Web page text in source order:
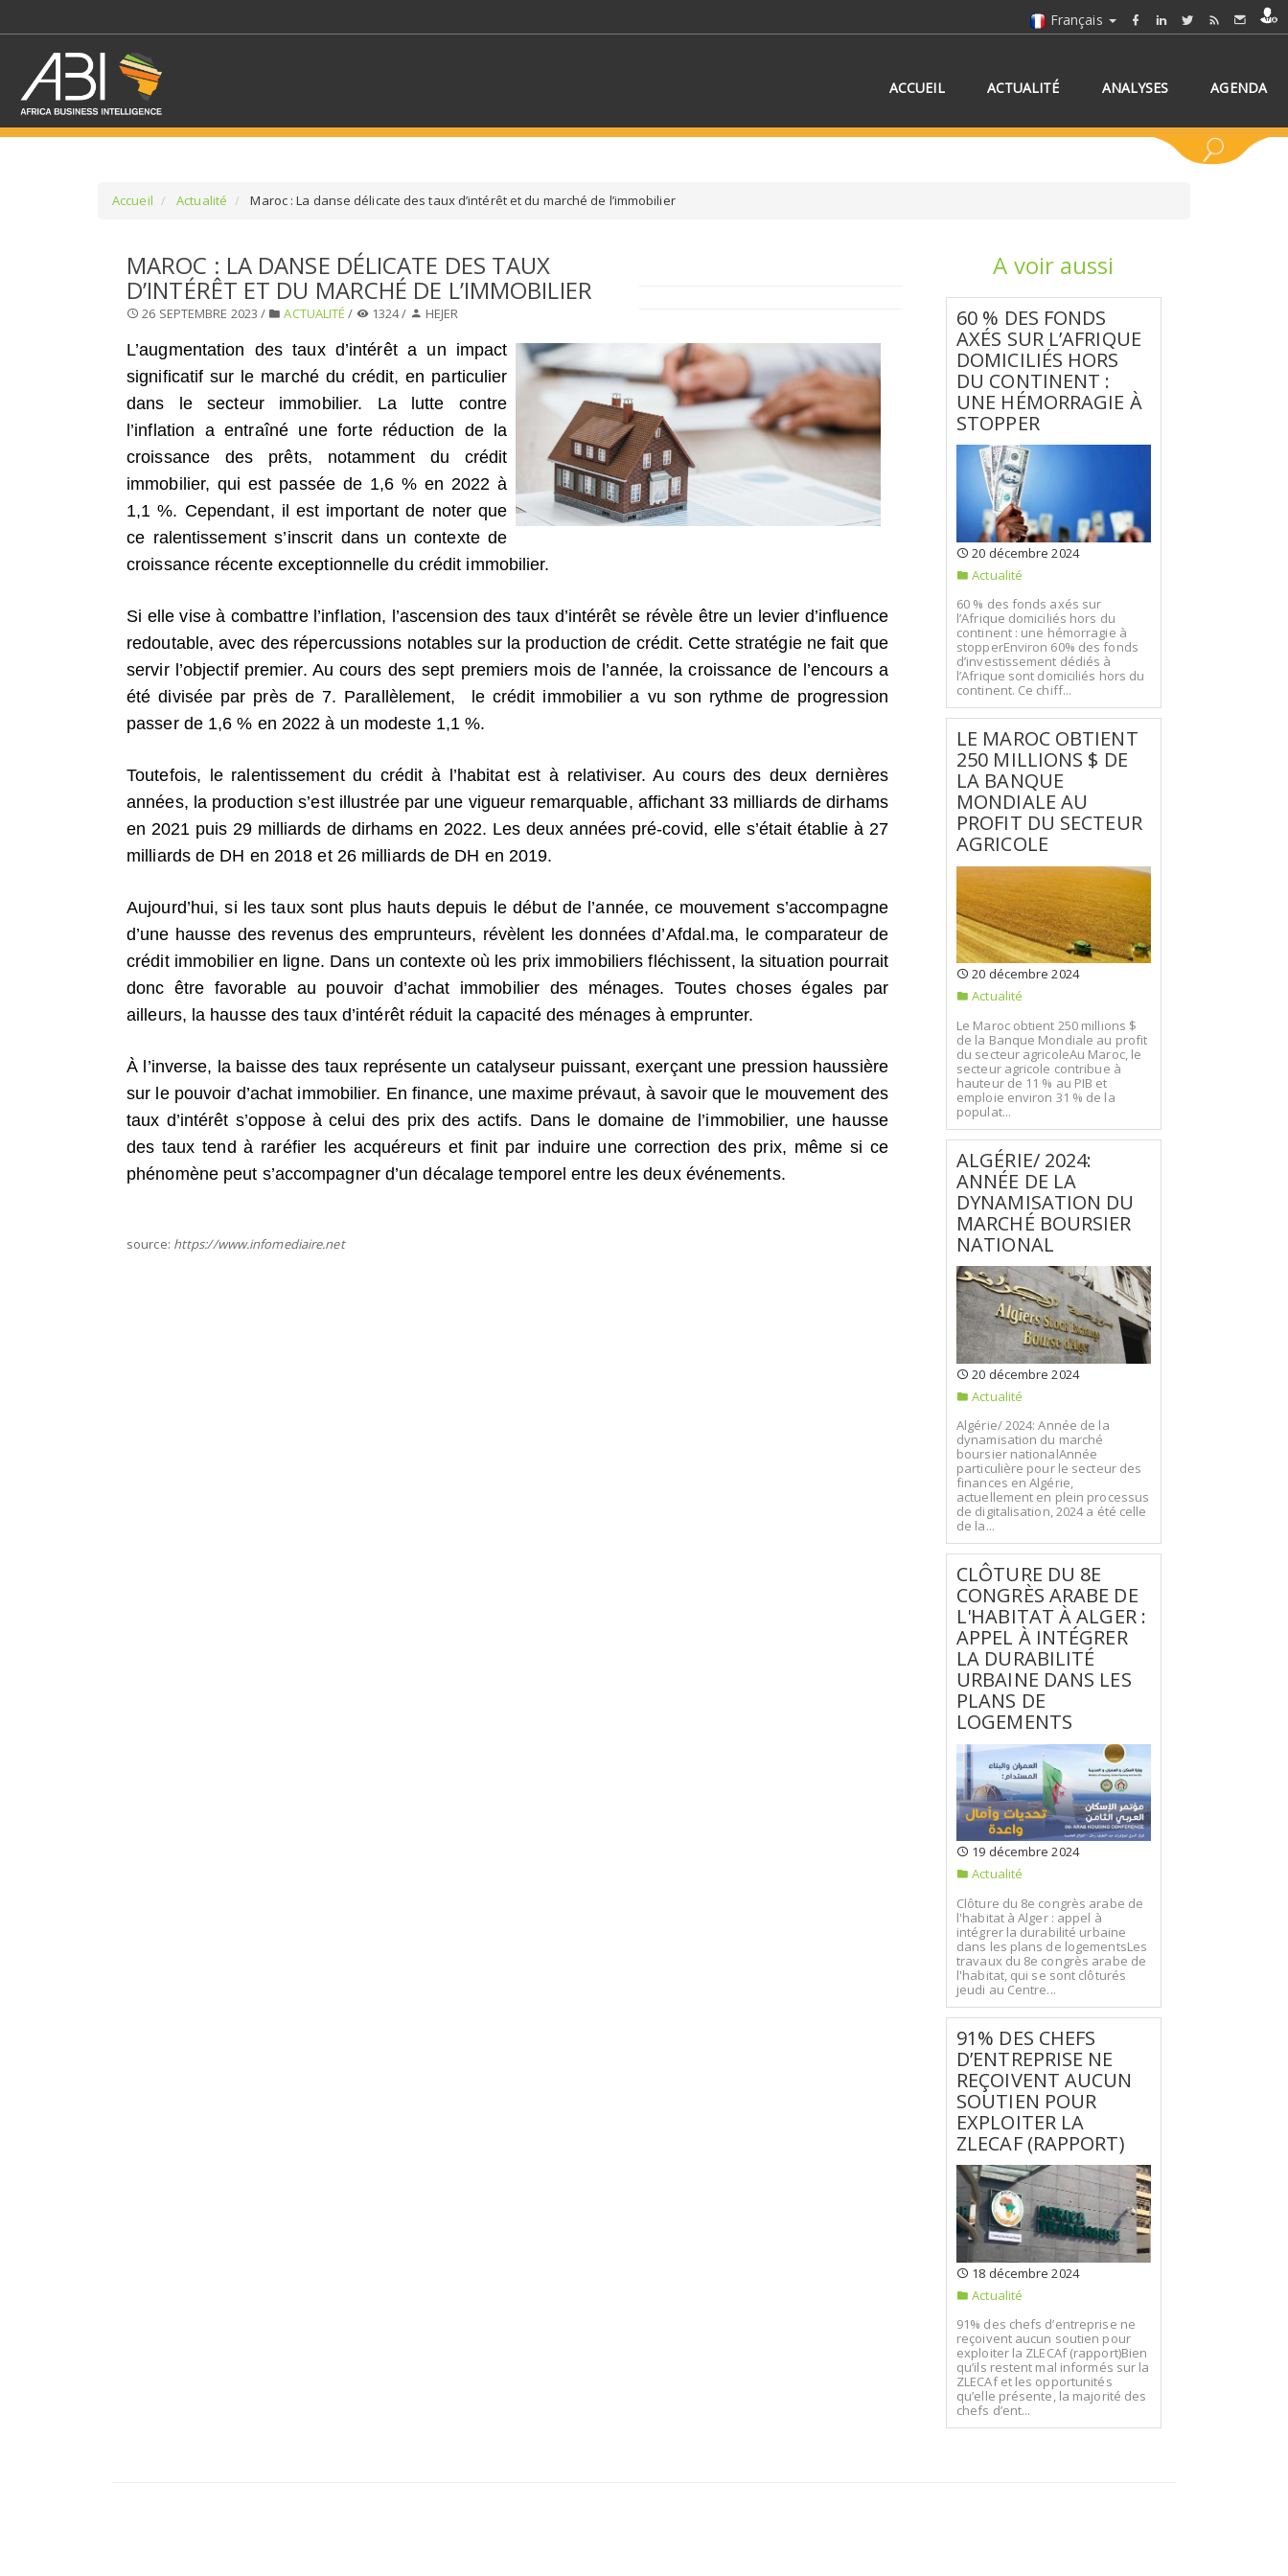
Français
ACCUEIL ACTUALITÉ ANALYSES AGENDA
SÉLECTIONNEZ UN/DES SECTEURS
SELECTIONNEZ UNE SECTION SÉLECTIONNEZ UNE CATÉGORIE SÉLECTIONNEZ UN/DES PAYS
Accueil Actualité Maroc : La danse délicate des taux d’intérêt et du marché de l’immobilier
MAROC : LA DANSE DÉLICATE DES TAUX
D’INTÉRÊT ET DU MARCHÉ DE L’IMMOBILIER
26 SEPTEMBRE 2023 / ACTUALITÉ / 1324 / HEJER
L’augmentation des taux d’intérêt a un impact
significatif sur le marché du crédit, en particulier
dans le secteur immobilier. La lutte contre
l’inflation a entraîné une forte réduction de la
croissance des prêts, notamment du crédit
immobilier, qui est passée de 1,6 % en 2022 à
1,1 %. Cependant, il est important de noter que
ce ralentissement s’inscrit dans un contexte de
croissance récente exceptionnelle du crédit immobilier.
Si elle vise à combattre l’inflation, l’ascension des taux d’intérêt se révèle être un levier d’influence
redoutable, avec des répercussions notables sur la production de crédit. Cette stratégie ne fait que
servir l’objectif premier. Au cours des sept premiers mois de l’année, la croissance de l’encours a
été divisée par près de 7. Parallèlement,
le crédit immobilier a vu son rythme de progression
passer de 1,6 % en 2022 à un modeste 1,1 %.
Toutefois, le ralentissement du crédit à l’habitat est à relativiser. Au cours des deux dernières
années, la production s’est illustrée par une vigueur remarquable, affichant 33 milliards de dirhams
en 2021 puis 29 milliards de dirhams en 2022. Les deux années pré-covid, elle s’était établie à 27
milliards de DH en 2018 et 26 milliards de DH en 2019.
Aujourd’hui, si les taux sont plus hauts depuis le début de l’année, ce mouvement s’accompagne
d’une hausse des revenus des emprunteurs, révèlent les données d’Afdal.ma, le comparateur de
crédit immobilier en ligne. Dans un contexte où les prix immobiliers fléchissent, la situation pourrait
donc être favorable au pouvoir d’achat immobilier des ménages. Toutes choses égales par
ailleurs, la hausse des taux d’intérêt réduit la capacité des ménages à emprunter.
À l’inverse, la baisse des taux représente un catalyseur puissant, exerçant une pression haussière
sur le pouvoir d’achat immobilier. En finance, une maxime prévaut, à savoir que le mouvement des
taux d’intérêt s’oppose à celui des prix des actifs. Dans le domaine de l’immobilier, une hausse
des taux tend à raréfier les acquéreurs et finit par induire une correction des prix, même si ce
phénomène peut s’accompagner d’un décalage temporel entre les deux événements.
source: https://www.infomediaire.net
A voir aussi
60 % DES FONDS
AXÉS SUR L’AFRIQUE
DOMICILIÉS HORS
DU CONTINENT :
UNE HÉMORRAGIE À
STOPPER
20 décembre 2024
Actualité
60 % des fonds axés sur
l’Afrique domiciliés hors du
continent : une hémorragie à
stopperEnviron 60% des fonds
d’investissement dédiés à
l’Afrique sont domiciliés hors du
continent. Ce chiff...
LE MAROC OBTIENT
250 MILLIONS $ DE
LA BANQUE
MONDIALE AU
PROFIT DU SECTEUR
AGRICOLE
20 décembre 2024
Actualité
Le Maroc obtient 250 millions $
de la Banque Mondiale au profit
du secteur agricoleAu Maroc, le
secteur agricole contribue à
hauteur de 11 % au PIB et
emploie environ 31 % de la
populat...
ALGÉRIE/ 2024:
ANNÉE DE LA
DYNAMISATION DU
MARCHÉ BOURSIER
NATIONAL
20 décembre 2024
Actualité
Algérie/ 2024: Année de la
dynamisation du marché
boursier nationalAnnée
particulière pour le secteur des
finances en Algérie,
actuellement en plein processus
de digitalisation, 2024 a été celle
de la...
CLÔTURE DU 8E
CONGRÈS ARABE DE
L'HABITAT À ALGER :
APPEL À INTÉGRER
LA DURABILITÉ
URBAINE DANS LES
PLANS DE
LOGEMENTS
19 décembre 2024
Actualité
Clôture du 8e congrès arabe de
l'habitat à Alger : appel à
intégrer la durabilité urbaine
dans les plans de logementsLes
travaux du 8e congrès arabe de
l'habitat, qui se sont clôturés
jeudi au Centre...
91% DES CHEFS
D’ENTREPRISE NE
REÇOIVENT AUCUN
SOUTIEN POUR
EXPLOITER LA
ZLECAF (RAPPORT)
18 décembre 2024
Actualité
91% des chefs d’entreprise ne
reçoivent aucun soutien pour
exploiter la ZLECAf (rapport)Bien
qu’ils restent mal informés sur la
ZLECAf et les opportunités
qu’elle présente, la majorité des
chefs d’ent...